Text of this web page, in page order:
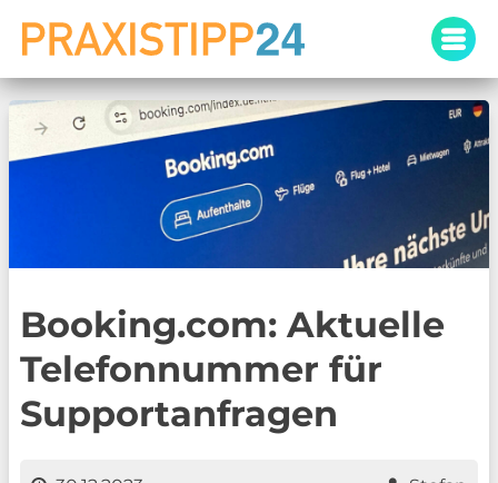
content
Booking.com: Aktuelle
Telefonnummer für
Supportanfragen